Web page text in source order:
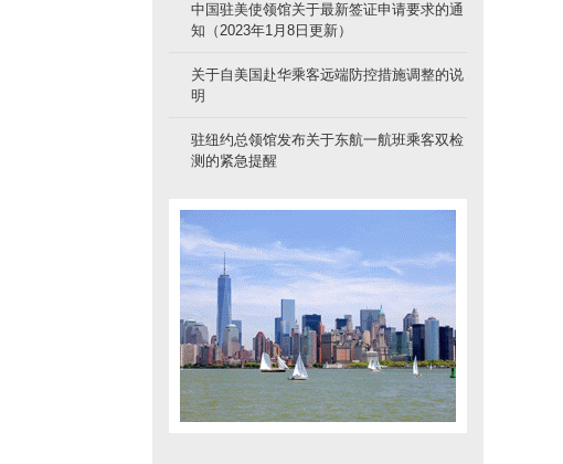
中国驻美使领馆关于最新签证申请要求的通
知（2023年1月8日更新）
关于自美国赴华乘客远端防控措施调整的说
明
驻纽约总领馆发布关于东航一航班乘客双检
测的紧急提醒